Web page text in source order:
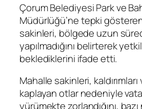
Çorum Belediyesi Park ve
Müdürlüğü’ne tepki
sakinleri, bölgede uzun
yapılmadığını belirterek
beklediklerini ifade etti.
Mahalle sakinleri,
kaplayan otlar nedeniyle
yürümekte zorlandığını,